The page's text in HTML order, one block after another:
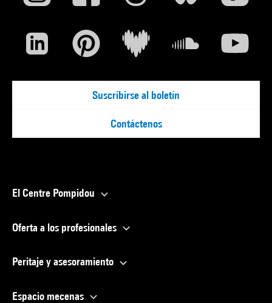
Suscribirse al boletín
Contáctenos
El Centre Pompidou
Oferta a los profesionales
Peritaje y asesoramiento
Espacio mecenas